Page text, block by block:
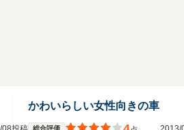
かわいらしい女性向きの車
総合評価